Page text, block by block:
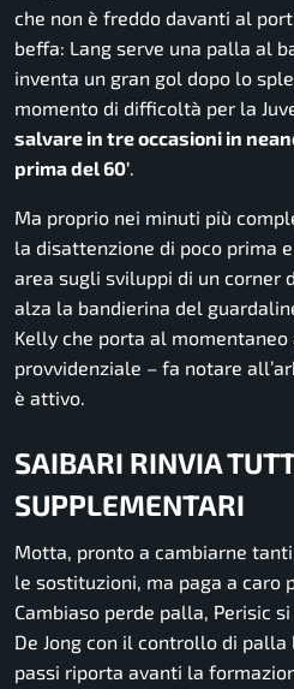
che non è freddo davanti al
beffa: Lang serve una palla al
inventa un gran gol dopo lo
momento di difficoltà per la
salvare in tre occasioni in
prima del 60′
Ma proprio nei minuti più
la disattenzione di poco prima
area sugli sviluppi di un corner
alza la bandierina del
Kelly che porta al
provvidenziale – fa notare
è attivo.
SAIBARI RINVIA
SUPPLEMENTARI
Motta, pronto a cambiarne
le sostituzioni, ma paga a caro
Cambiaso perde palla, Perisic
De Jong con il controllo di
passi riporta avanti la